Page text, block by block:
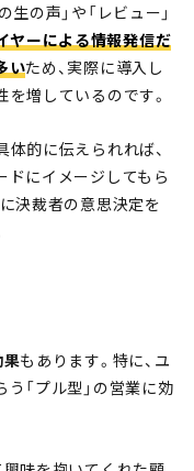
の声」や「レビュー」
ヤーによる情報発信だ
いため、実際に導入し
増しているのです。
的に伝えられれば、
ドにイメージしてもら
決裁者の意思決定を
果もあります。特に、ユ
「プル型」の営業に効